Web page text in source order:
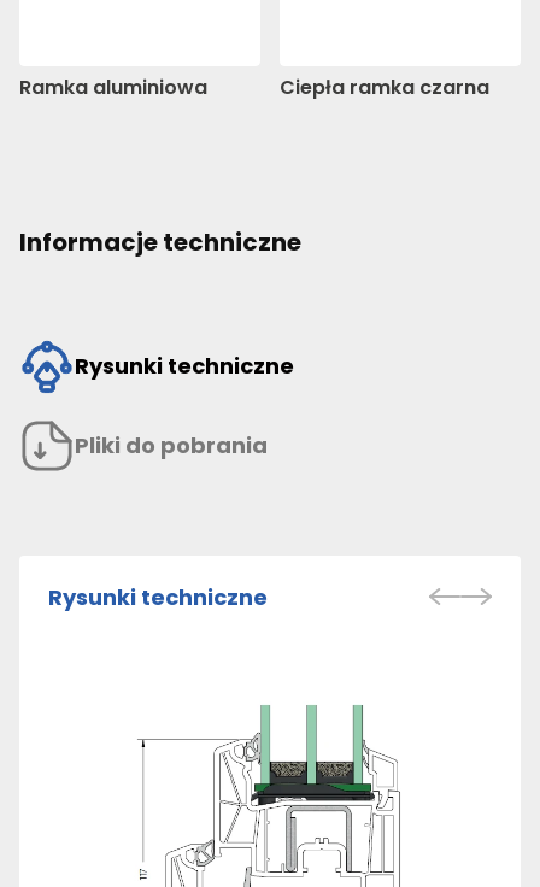
Ramka aluminiowa Ciepła ramka czarna
Informacje techniczne
Rysunki techniczne
Pliki do pobrania
Rysunki techniczne